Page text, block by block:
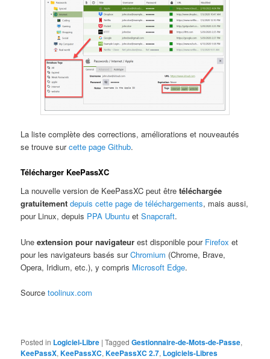
La liste complète des corrections, améliorations et nouveautés
se trouve surcette page Github.
Télécharger KeePassXC
La nouvelle version de KeePassXC peut êtretéléchargée
gratuitement depuis cette page de téléchargements, mais aussi,
pour Linux, depuis PPA Ubuntu etSnapcraft.
Uneextension pour navigateur est disponible pour Firefox et
pour les navigateurs basés surChromium (Chrome, Brave,
Opera, Iridium, etc.), y compris Microsoft Edge.
Sourcetoolinux.com
Posted in Logiciel-Libre |Tagged Gestionnaire-de-Mots-de-Passe,
KeePassX,KeePassXC,KeePassXC 2.7, Logiciels-Libres